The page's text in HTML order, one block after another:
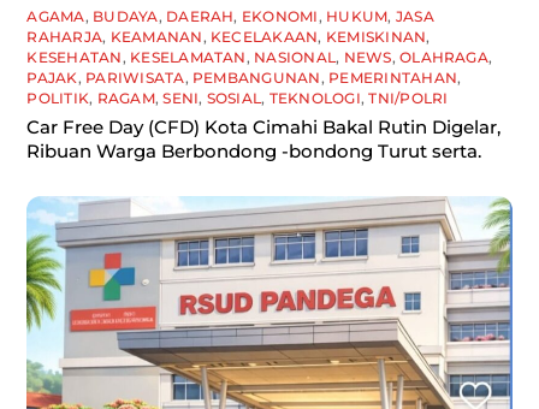
AGAMA, BUDAYA, DAERAH, EKONOMI , HUKUM, JASA
RAHARJA, KEAMANAN , KECELAKAAN, KEMISKINAN,
KESEHATAN , KESELAMATAN , NASIONAL , NEWS,OLAHRAGA,
PAJAK , PARIWISATA, PEMBANGUNAN , PEMERINTAHAN,
POLITIK, RAGAM,SENI, SOSIAL , TEKNOLOGI,TNI/POLRI
Car Free Day (CFD) Kota Cimahi Bakal Rutin Digelar,
Ribuan Warga Berbondong -bondong Turut serta.